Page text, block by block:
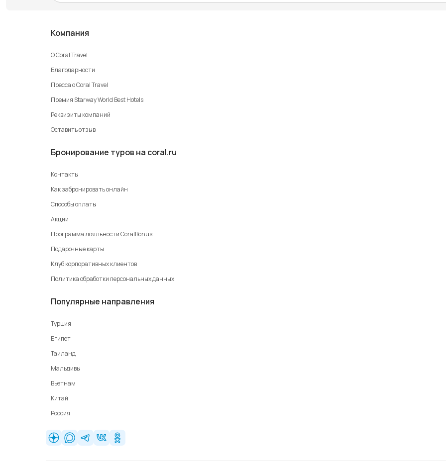
Компания
О Coral Travel
Благодарности
Пресса о Coral Travel
Премия Starway World Best Hotels
Реквизиты компаний
Оставить отзыв
Бронирование туров на coral.ru
Контакты
Как забронировать онлайн
Способы оплаты
Акции
Программа лояльности CoralBonus
Подарочные карты
Клуб корпоративных клиентов
Политика обработки персональных данных
Популярные направления
Турция
Египет
Таиланд
Мальдивы
Вьетнам
Китай
Россия